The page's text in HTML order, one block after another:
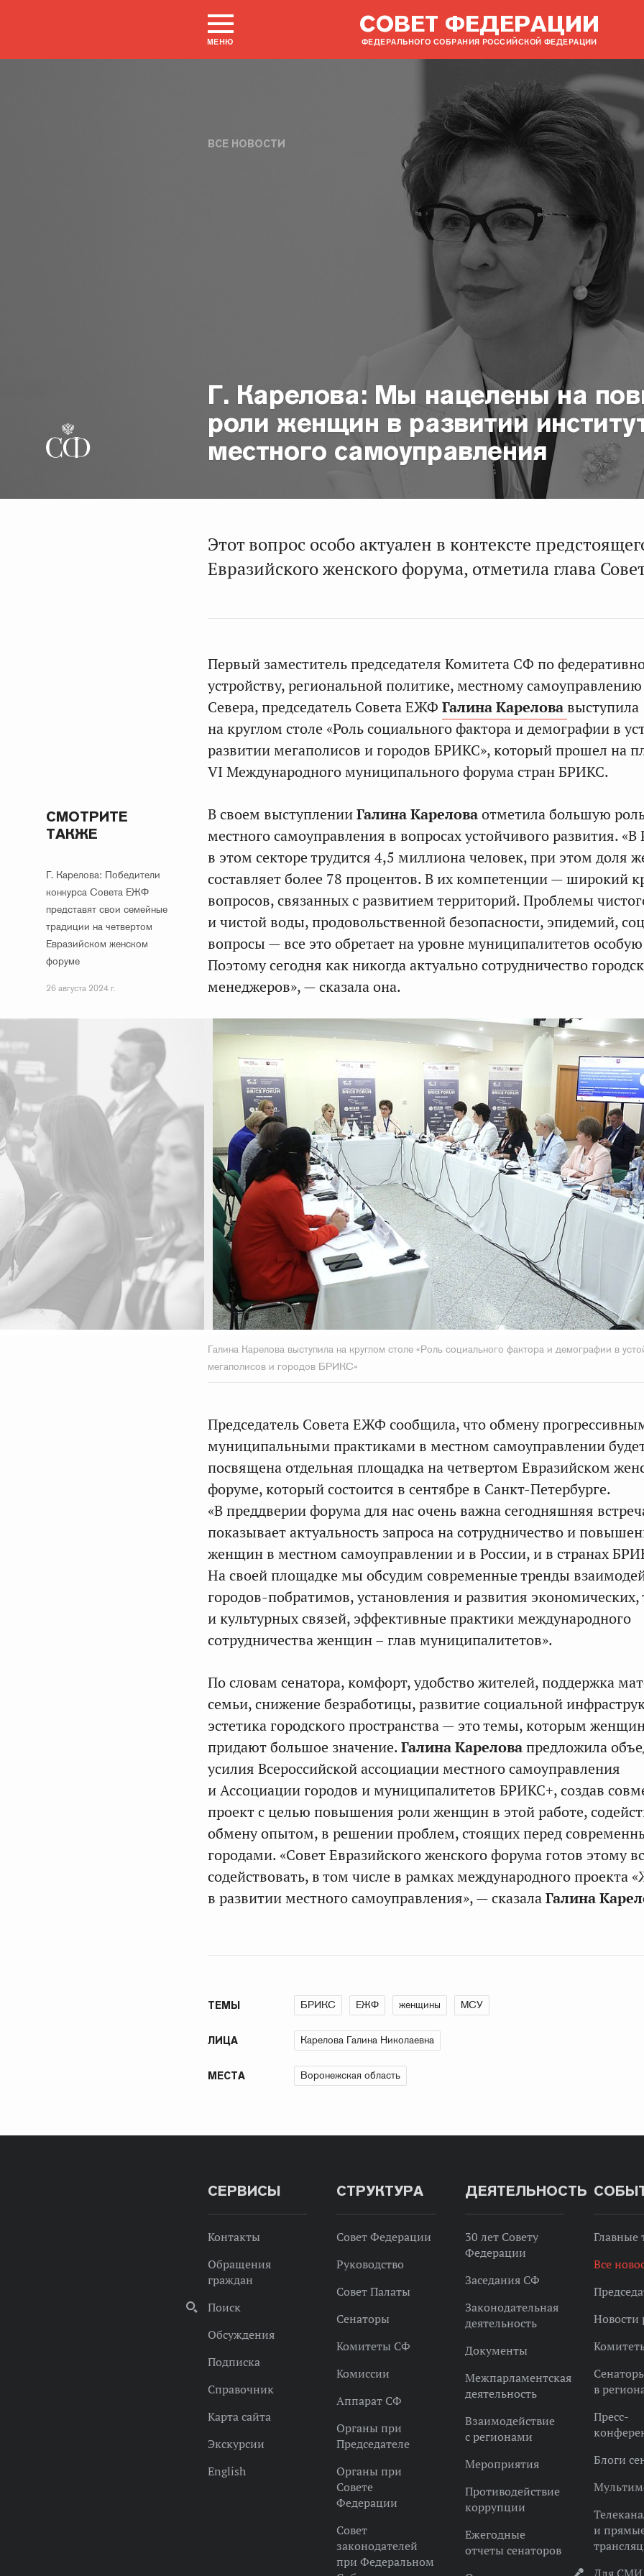
МЕНЮ
СОВЕТ ФЕДЕРАЦИИ
ФЕДЕРАЛЬНОГО СОБРАНИЯ РОССИЙСКОЙ ФЕДЕРАЦИИ
ВСЕ НОВОСТИ
Г. Карелова: Мы нацелены на
роли женщин в развитии
местного самоуправления
Этот вопрос особо актуален в контексте
Евразийского женского форума, отметила глава
Первый заместитель председателя Комитета СФ по
устройству, региональной политике, местному
Севера, председатель Совета ЕЖФ Галина Кареловавыступила
на круглом столе «Роль социального фактора и демографии в
развитии мегаполисов и городов БРИКС», который прошел на
VI Международного муниципального форума стран БРИКС.
СМОТРИТЕ
ТАКЖЕ
Г. Карелова: Победители
конкурса Совета ЕЖФ
представят свои семейные
традиции на четвертом
Евразийском женском
форуме
26 августа 2024 г.
В своем выступленииГалина Кареловаотметила большую
местного самоуправления в вопросах устойчивого развития. «В
в этом секторе трудится 4,5 миллиона человек, при этом доля
составляет более 78 процентов. В их компетенции — широкий
вопросов, связанных с развитием территорий. Проблемы
и чистой воды, продовольственной безопасности, эпидемий,
вопросы — все это обретает на уровне муниципалитетов особую
Поэтому сегодня как никогда актуально сотрудничество
менеджеров», — сказала она.
Галина Карелова выступила на круглом столе «Роль социального фактора и демографии в
мегаполисов и городов БРИКС»
Председатель Совета ЕЖФ сообщила, что обмену
муниципальными практиками в местном самоуправлении
посвящена отдельная площадка на четвертом Евразийском
форуме, который состоится в сентябре в Санкт-Петербурге.
«В преддверии форума для нас очень важна сегодняшняя
показывает актуальность запроса на сотрудничество и
женщин в местном самоуправлении и в России, и в странах
На своей площадке мы обсудим современные тренды
городов-побратимов, установления и развития экономических,
и культурных связей, эффективные практики международного
сотрудничества женщин – глав муниципалитетов».
По словам сенатора, комфорт, удобство жителей, поддержка
семьи, снижение безработицы, развитие социальной
эстетика городского пространства — это темы, которым
придают большое значение.Галина Кареловапредложила
усилия Всероссийской ассоциации местного самоуправления
и Ассоциации городов и муниципалитетов БРИКС+, создав
проект с целью повышения роли женщин в этой работе,
обмену опытом, в решении проблем, стоящих перед
городами. «Совет Евразийского женского форума готов этому
содействовать, в том числе в рамках международного проекта
в развитии местного самоуправления», — сказалаГалина
ТЕМЫ БРИКС ЕЖФ женщины МСУ
ЛИЦА Карелова Галина Николаевна
МЕСТА Воронежская область
СЕРВИСЫ
Контакты
Обращения
граждан
Поиск
Обсуждения
Подписка
Справочник
Карта сайта
Экскурсии
English
СТРУКТУРА
Совет Федерации
Руководство
Совет Палаты
Сенаторы
Комитеты СФ
Комиссии
Аппарат СФ
Органы при
Председателе
Органы при
Совете
Федерации
Совет
законодателей
при Федеральном
ДЕЯТЕЛЬНОСТЬ
30 лет Совету
Федерации
Заседания СФ
Законодательная
деятельность
Документы
Межпарламентская
деятельность
Взаимодействие
с регионами
Мероприятия
Противодействие
коррупции
Ежегодные
отчеты сенаторов
Главные
Все
Новости
в
Пресс-
Блоги
и
Для СМИ